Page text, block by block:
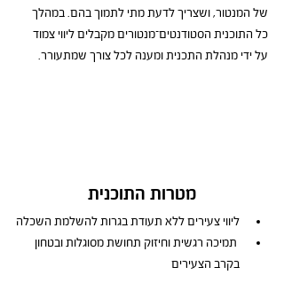
של המנטור, ושצריך לדעת מתי לתמוך בהם. במהלך
כל התוכנית הסטודנטים־מנטורים מקבלים ליווי צמוד
על ידי מנהלת התכנית ומענה לכל צורך שמתעורר.
מטרות התוכנית
ליווי צעירים ללא תעודת בגרות להשלמת השכלה
תמיכה רגשית וחיזוק תחושת מסוגלות ובטחון
בקרב הצעירים